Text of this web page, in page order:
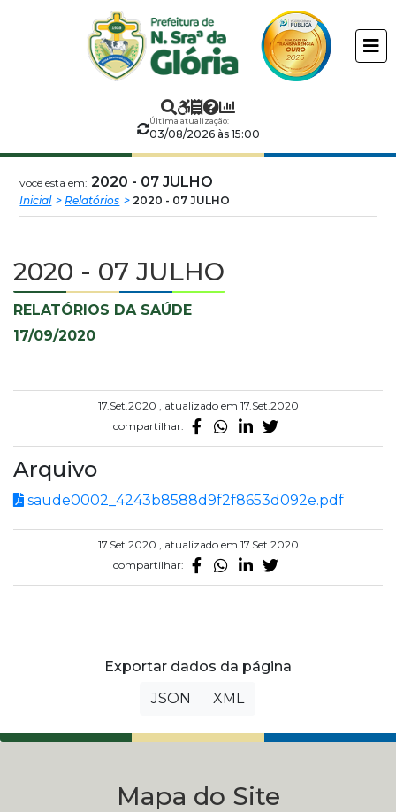
Prefeitura
Municipal
Nossa
Senhora
Glória
Última atualização:
03/08/2026 às 15:00
você esta em: 2020 - 07 JULHO
Inicial Relatórios 2020 - 07 JULHO
2020 - 07 JULHO
RELATÓRIOS DA SAÚDE
17/09/2020
17.Set.2020 , atualizado em 17.Set.2020
compartilhar:
Arquivo
saude0002_4243b8588d9f2f8653d092e.pdf
17.Set.2020 , atualizado em 17.Set.2020
compartilhar:
Exportar dados da página
JSON
XML
Mapa do Site